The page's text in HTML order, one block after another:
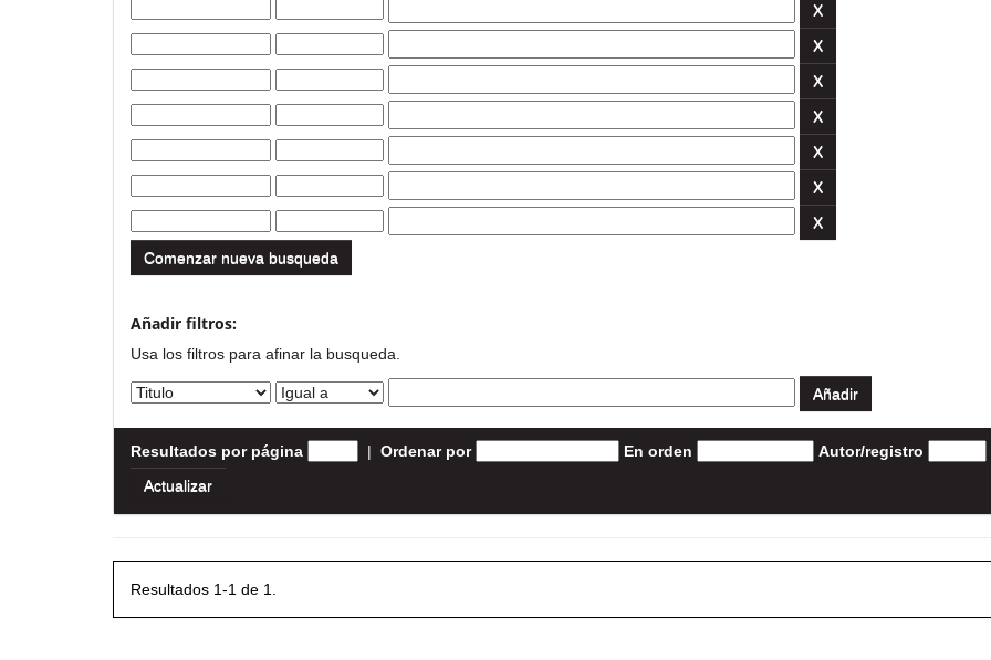
Comenzar nueva busqueda
Añadir filtros:
Usa los filtros para afinar la busqueda.
Resultados por página | Ordenar por En orden Autor/registro
Resultados 1-1 de 1.